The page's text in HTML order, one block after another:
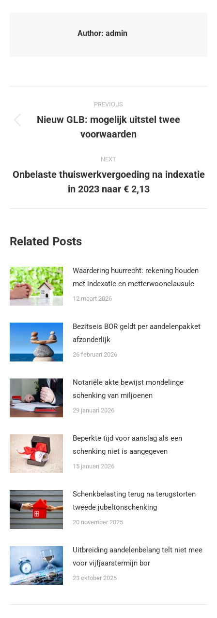
Author: admin
PREVIOUS
Nieuw GLB: mogelijk uitstel twee
voorwaarden
NEXT
Onbelaste thuiswerkvergoeding na indexatie
in 2023 naar € 2,13
Related Posts
Waardering huurrecht: rekening houden
met indexatie en metterwoonclausule
12 maart 2026
Bezitseis BOR geldt per aandelenpakket
afzonderlijk
26 februari 2026
Notariële akte bewijst mondelinge
schenking van miljoenen
29 januari 2026
Beperkte tijd voor aanslag als een
schenking niet is aangegeven
15 januari 2026
Schenkbelasting terug na terugstorten
tweede jubeltonschenking
20 november 2025
Uitbreiding aandelenbelang telt niet mee
voor vijfjaarstermijn bor
23 oktober 2025